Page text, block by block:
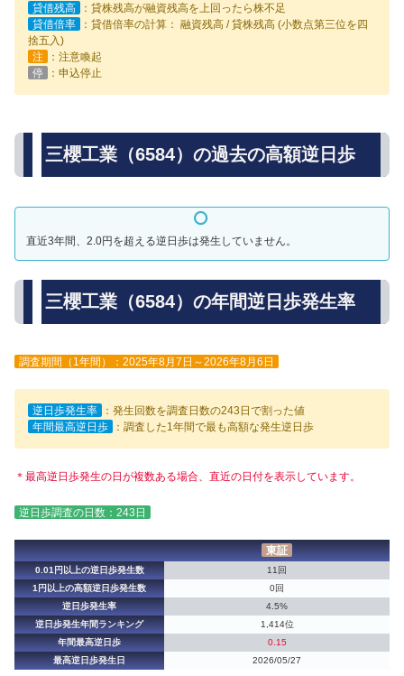
貸借残高
：貸株残高が融資残高を上回ったら株不足
貸借倍率
：貸借倍率の計算： 融資残高 / 貸株残高 (小数点第三位を四
捨五入)
注
：注意喚起
停
：申込停止
三櫻工業（6584）の過去の高額逆日歩
直近3年間、2.0円を超える逆日歩は発生していません。
三櫻工業（6584）の年間逆日歩発生率
調査期間（1年間）：2025年8月7日～2026年8月6日
逆日歩発生率
：発生回数を調査日数の243日で割った値
年間最高逆日歩
：調査した1年間で最も高額な発生逆日歩
＊最高逆日歩発生の日が複数ある場合、直近の日付を表示しています。
逆日歩調査の日数：243日
東証
0.01円以上の逆日歩発生数
11回
1円以上の高額逆日歩発生数
0回
逆日歩発生率
4.5%
逆日歩発生年間ランキング
1,414位
年間最高逆日歩
0.15
最高逆日歩発生日
2026/05/27